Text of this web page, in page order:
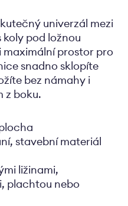
univerzál mezi
koly pod ložnou
prostor pro
snadno sklopíte
bez námahy i
z boku.
stavební materiál
ližinami,
plachtou nebo